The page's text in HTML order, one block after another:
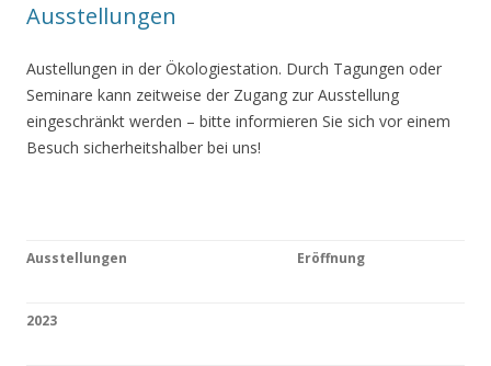
Ausstellungen
Austellungen in der Ökologiestation. Durch Tagungen oder
Seminare kann zeitweise der Zugang zur Ausstellung
eingeschränkt werden – bitte informieren Sie sich vor einem
Besuch sicherheitshalber bei uns!
Ausstellungen Eröffnung
2023